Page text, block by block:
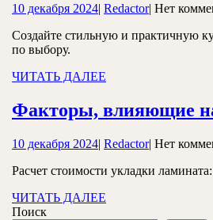
10 декабря 202410
2024
| RedactorRedactor
| Нет
Создайте стильную и практичную
по выбору.
ЧИТАТЬ ДАЛЕЕ
Факторы, влияющие
10 декабря 202410
2024
| RedactorRedactor
| Нет
Расчет стоимости укладки
ЧИТАТЬ ДАЛЕЕ
Поиск